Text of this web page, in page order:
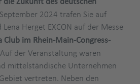
2024 trafen Sie auf
Herget EXCON auf der Messe
Club im Rhein-Main-Congress-
der Veranstaltung waren
mittelständische Unternehmen
vertreten. Neben den